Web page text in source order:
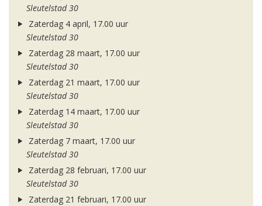
Sleutelstad 30
Zaterdag 4 april, 17.00 uur
Sleutelstad 30
Zaterdag 28 maart, 17.00 uur
Sleutelstad 30
Zaterdag 21 maart, 17.00 uur
Sleutelstad 30
Zaterdag 14 maart, 17.00 uur
Sleutelstad 30
Zaterdag 7 maart, 17.00 uur
Sleutelstad 30
Zaterdag 28 februari, 17.00 uur
Sleutelstad 30
Zaterdag 21 februari, 17.00 uur